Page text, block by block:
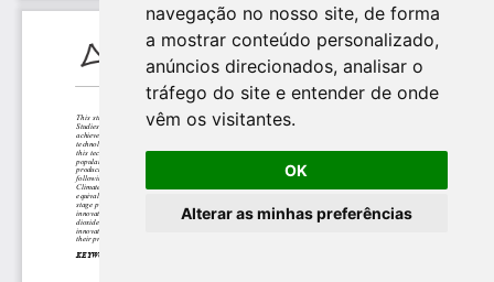
navegação no nosso site, de forma
a mostrar conteúdo personalizado,
anúncios direcionados, analisar o
tráfego do site e entender de onde
vêm os visitantes.
OK
Alterar as minhas preferências